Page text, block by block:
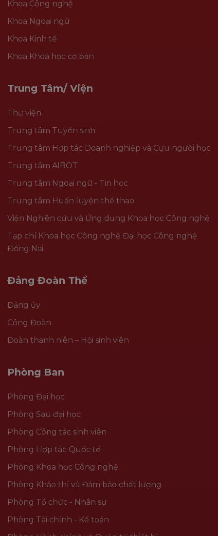
Khoa Công nghệ
Khoa Ngoại ngữ
Khoa Kinh tế
Khoa Khoa học cơ bản
Trung Tâm/ Viện
Thư viện
Trung tâm Tuyển sinh
Trung tâm Hợp tác Doanh nghiệp và Cựu người học
Trung tâm AIBOT
Trung tâm Ngoại ngữ - Tin học
Trung tâm Huấn luyện thể thao
Viện Nghiên cứu và Ứng dụng Khoa học Công nghệ
Tạp chí Khoa học Công nghệ Đại học Công nghệ
Đồng Nai
Đảng Đoàn Thể
Đảng ủy
Công Đoàn
Đoàn thanh niên – Hội sinh viên
Phòng Ban
Phòng Đại học
Phòng Sau đại học
Phòng Công tác sinh viên
Phòng Hợp tác Quốc tế
Phòng Khoa học Công nghệ
Phòng Khảo thí và Đảm bảo chất lượng
Phòng Tổ chức - Nhân sự
Phòng Tài chính - Kế toán